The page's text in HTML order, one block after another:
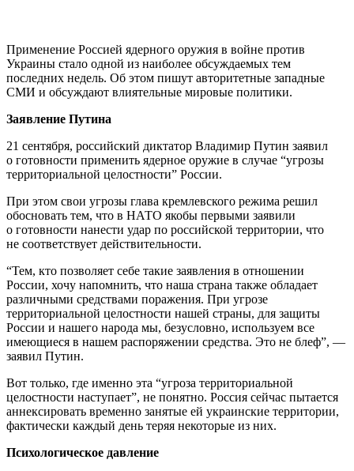
Применение Россией ядерного оружия в войне против
Украины стало одной из наиболее обсуждаемых тем
последних недель. Об этом пишут авторитетные западные
СМИ и обсуждают влиятельные мировые политики.
Заявление Путина
21 сентября, российский диктатор Владимир Путин заявил
о готовности применить ядерное оружие в случае “угрозы
территориальной целостности” России.
При этом свои угрозы глава кремлевского режима решил
обосновать тем, что в НАТО якобы первыми заявили
о готовности нанести удар по российской территории, что
не соответствует действительности.
“Тем, кто позволяет себе такие заявления в отношении
России, хочу напомнить, что наша страна также обладает
различными средствами поражения. При угрозе
территориальной целостности нашей страны, для защиты
России и нашего народа мы, безусловно, используем все
имеющиеся в нашем распоряжении средства. Это не блеф”, —
заявил Путин.
Вот только, где именно эта “угроза территориальной
целостности наступает”, не понятно. Россия сейчас пытается
аннексировать временно занятые ей украинские территории,
фактически каждый день теряя некоторые из них.
Психологическое давление